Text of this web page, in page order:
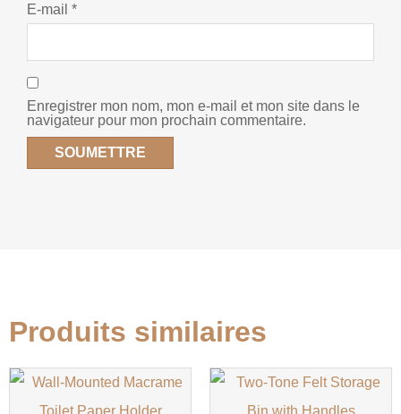
E-mail *
Enregistrer mon nom, mon e-mail et mon site dans le
navigateur pour mon prochain commentaire.
Produits similaires